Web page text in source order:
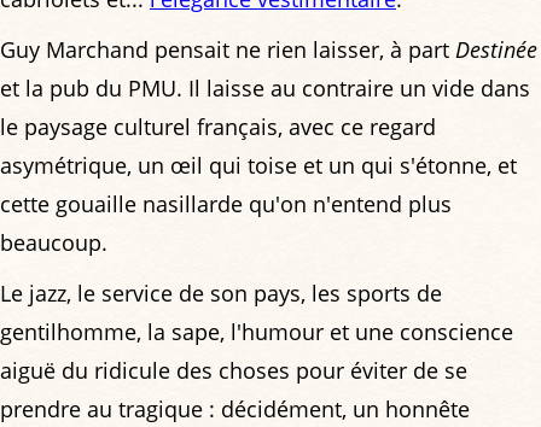
Guy Marchand pensait ne rien laisser, à part Destinée
et la pub du PMU. Il laisse au contraire un vide dans
le paysage culturel français, avec ce regard
asymétrique, un œil qui toise et un qui s'étonne, et
cette gouaille nasillarde qu'on n'entend plus
beaucoup.
Le jazz, le service de son pays, les sports de
gentilhomme, la sape, l'humour et une conscience
aiguë du ridicule des choses pour éviter de se
prendre au tragique : décidément, un honnête